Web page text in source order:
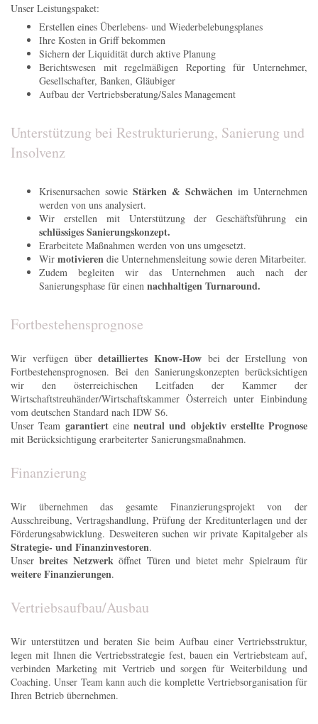
Unser Leistungspaket:
Erstellen eines Überlebens- und Wiederbelebungsplanes
Ihre Kosten in Griff bekommen
Sichern der Liquidität durch aktive Planung
Berichtswesen mit regelmäßigen Reporting für Unternehmer,
Gesellschafter, Banken, Gläubiger
Aufbau der Vertriebsberatung/Sales Management
Unterstützung bei Restrukturierung, Sanierung und
Insolvenz
Krisenursachen sowie Stärken & Schwächen im Unternehmen
werden von uns analysiert.
Wir erstellen mit Unterstützung der Geschäftsführung ein
schlüssiges Sanierungskonzept.
Erarbeitete Maßnahmen werden von uns umgesetzt.
Wir motivieren die Unternehmensleitung sowie deren Mitarbeiter.
Zudem begleiten wir das Unternehmen auch nach der
Sanierungsphase für einen nachhaltigen Turnaround.
Fortbestehensprognose
Wir verfügen überdetailliertes Know-How bei der Erstellung von
Fortbestehensprognosen. Bei den Sanierungskonzepten berücksichtigen
wir den österreichischen Leitfaden der Kammer der
Wirtschaftstreuhänder/Wirtschaftskammer Österreich unter Einbindung
vom deutschen Standard nach IDW S6.
Unser Team garantierteine neutral und objektiv erstellte Prognose
mit Berücksichtigung erarbeiterter Sanierungsmaßnahmen.
Finanzierung
Wir übernehmen das gesamte Finanzierungsprojekt von der
Ausschreibung, Vertragshandlung, Prüfung der Kreditunterlagen und der
Förderungsabwicklung. Desweiteren suchen wir private Kapitalgeber als
Strategie- und Finanzinvestoren.
Unserbreites Netzwerköffnet Türen und bietet mehr Spielraum für
weitere Finanzierungen.
Vertriebsaufbau/Ausbau
Wir unterstützen und beraten Sie beim Aufbau einer Vertriebsstruktur,
legen mit Ihnen die Vertriebsstrategie fest, bauen ein Vertriebsteam auf,
verbinden Marketing mit Vertrieb und sorgen für Weiterbildung und
Coaching. Unser Team kann auch die komplette Vertriebsorganisation für
Ihren Betrieb übernehmen.